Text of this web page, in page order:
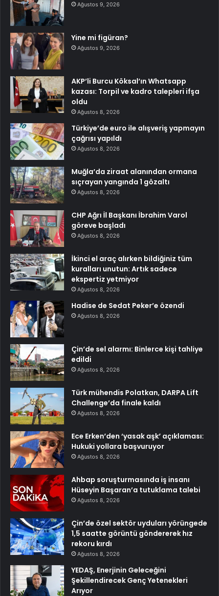
Ağustos 9, 2026
Yine mi figüran?
Ağustos 9, 2026
AKP’li Burcu Köksal’ın Whatsapp
kazası: Torpil ve kadro talepleri ifşa
oldu
Ağustos 8, 2026
Türkiye’de euro ile alışveriş yapmayın
çağrısı yapıldı
Ağustos 8, 2026
Muğla’da ziraat alanından ormana
sıçrayan yangında 1 gözaltı
Ağustos 8, 2026
CHP Ağrı İl Başkanı İbrahim Varol
göreve başladı
Ağustos 8, 2026
İkinci el araç alırken bildiğiniz tüm
kuralları unutun: Artık sadece
ekspertiz yetmiyor
Ağustos 8, 2026
Hadise de Sedat Peker’e özendi
Ağustos 8, 2026
Çin’de sel alarmı: Binlerce kişi tahliye
edildi
Ağustos 8, 2026
Türk mühendis Polatkan, DARPA Lift
Challenge’da finale kaldı
Ağustos 8, 2026
Ece Erken’den ‘yasak aşk’ açıklaması:
Hukuki yollara başvuruyor
Ağustos 8, 2026
Ahbap soruşturmasında iş insanı
Hüseyin Başaran’a tutuklama talebi
Ağustos 8, 2026
Çin’de özel sektör uyduları yörüngede
1,5 saatte görüntü göndererek hız
rekoru kırdı
Ağustos 8, 2026
YEDAŞ, Enerjinin Geleceğini
Şekillendirecek Genç Yetenekleri
Arıyor